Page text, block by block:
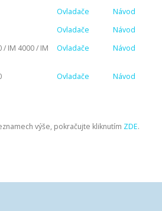
Ovladače
Návod
Ovladače
Návod
/ IM 4000 / IM
Ovladače Návod
Ovladače Návod
výše, pokračujte kliknutím ZDE.